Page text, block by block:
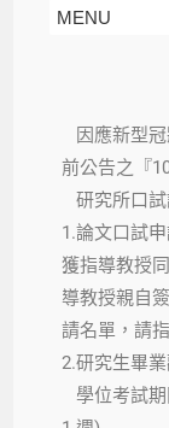
MENU
因應新型冠
前公告之『
研究所口試
1.論文口試
獲指導教授
導教授親自
請名單，請
2.研究生畢
學位考試期